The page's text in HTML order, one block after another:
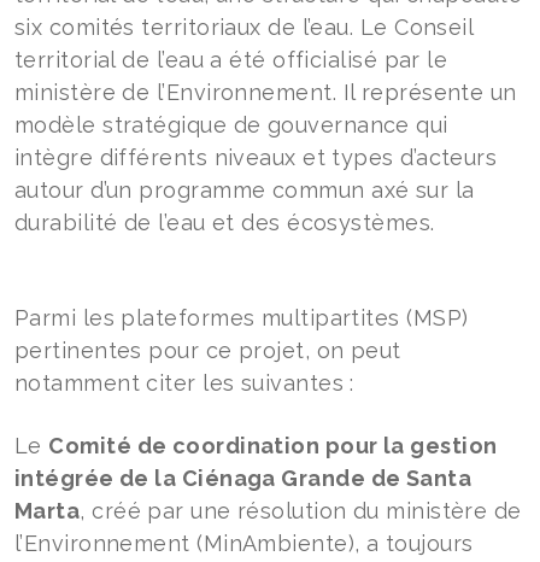
six comités territoriaux de l’eau. Le Conseil
territorial de l’eau a été officialisé par le
ministère de l’Environnement. Il représente un
modèle stratégique de gouvernance qui
intègre différents niveaux et types d’acteurs
autour d’un programme commun axé sur la
durabilité de l’eau et des écosystèmes.
Parmi les plateformes multipartites (MSP)
pertinentes pour ce projet, on peut
notamment citer les suivantes :
Le Comité de coordination pour la gestion
intégrée de la Ciénaga Grande de Santa
Marta, créé par une résolution du ministère de
l’Environnement (MinAmbiente), a toujours